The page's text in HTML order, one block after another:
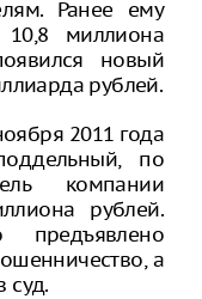
Ранее ему
миллиона
новый
рублей.
2011 года
по
компании
рублей.
а
суд.